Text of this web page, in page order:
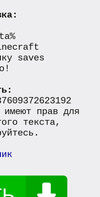
saves
прав для
текста,